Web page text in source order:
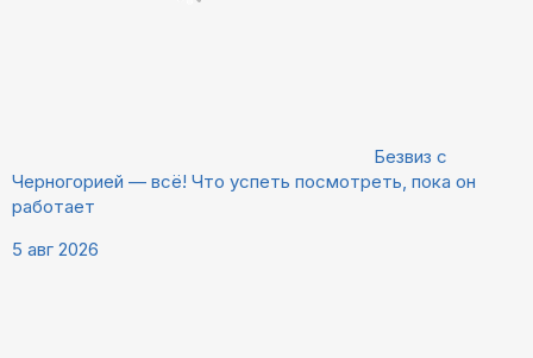
Безвиз с
Черногорией — всё! Что успеть посмотреть, пока он
работает
5 авг 2026